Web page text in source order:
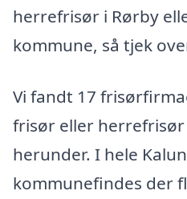
herrefrisør i Rørby
kommune, så tjek
Vi fandt 17
frisør eller
herunder. I hele
kommunefindes der